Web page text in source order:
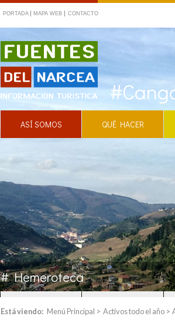
PORTADA MAPA WEB CONTACTO
Fuentes del Narcea
ASÍ SOMOS QUÉ HACER
# Hemeroteca
Está viendo: Menú Principal > Activos todo el año>